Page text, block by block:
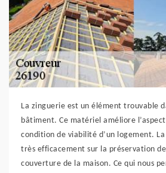
La zinguerie est un élément trouvable
bâtiment. Ce matériel améliore
condition de viabilité d’un logement.
très efficacement sur la préservation
couverture de la maison. Ce qui nous